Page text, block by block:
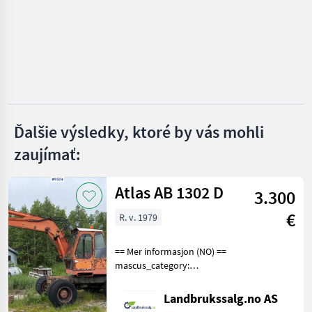
JCB
Zobraziť
28
MARKETPLACE
Marketplace
Ponuky
predajcov
Drobné
inzeráty
Ďalšie výsledky, ktoré by vás mohli
zaujímať:
Atlas AB 1302 D
3.300
€
R. v. 1979
== Mer informasjon (NO) ==
mascus_category:
reference number upon
request: 9504 See
Landbrukssalg.no AS